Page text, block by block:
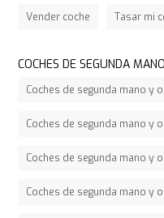
Vender coche Tasar mi
COCHES DE SEGUNDA
Coches de segunda mano y
Coches de segunda mano y
Coches de segunda mano y
Coches de segunda mano y